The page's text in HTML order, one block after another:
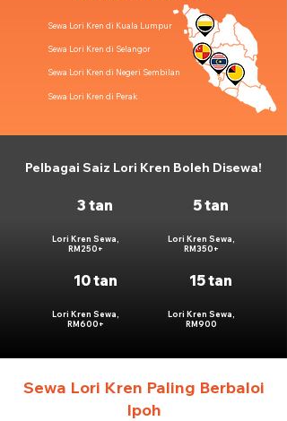
Sewa Lori Kren di Kuala Lumpur
Sewa Lori Kren di Selangor
Sewa Lori Kren di Negeri Sembilan
Sewa Lori Kren di Perak
Pelbagai Saiz Lori Kren Boleh Disewa!
3 tan
Lori Kren Sewa,
RM250+
10 tan
Lori Kren Sewa,
RM600+
5 tan
Lori Kren Sewa,
RM350+
15 tan
Lori Kren Sewa,
RM900
Sewa Lori Kren Paling Berbaloi
Ipoh